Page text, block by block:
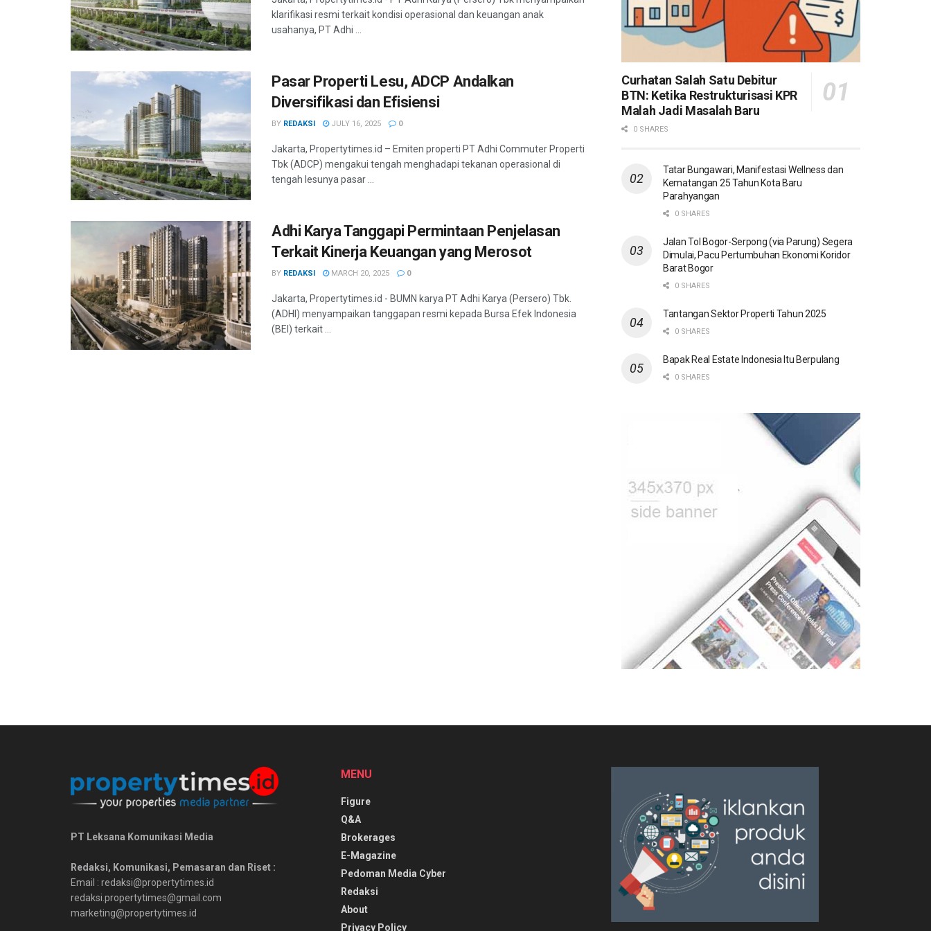
klarifikasi resmi terkait kondisi operasional dan keuangan anak
usahanya, PT Adhi ...
Pasar Properti Lesu, ADCP Andalkan
Diversifikasi dan Efisiensi
BY REDAKSI JULY 16, 2025 0
Jakarta, Propertytimes.id – Emiten properti PT Adhi Commuter Properti
Tbk (ADCP) mengakui tengah menghadapi tekanan operasional di
tengah lesunya pasar ...
Adhi Karya Tanggapi Permintaan Penjelasan
Terkait Kinerja Keuangan yang Merosot
BY REDAKSI MARCH 20, 2025 0
Jakarta, Propertytimes.id - BUMN karya PT Adhi Karya (Persero) Tbk.
(ADHI) menyampaikan tanggapan resmi kepada Bursa Efek Indonesia
(BEI) terkait ...
Curhatan Salah Satu Debitur
BTN: Ketika Restrukturisasi KPR
Malah Jadi Masalah Baru
0 SHARES
Tatar Bungawari, Manifestasi Wellness dan
Kematangan 25 Tahun Kota Baru
Parahyangan
0 SHARES
Jalan Tol Bogor-Serpong (via Parung) Segera
Dimulai, Pacu Pertumbuhan Ekonomi Koridor
Barat Bogor
0 SHARES
Tantangan Sektor Properti Tahun 2025
0 SHARES
Bapak Real Estate Indonesia Itu Berpulang
0 SHARES
PT Leksana Komunikasi Media
Redaksi, Komunikasi, Pemasaran dan Riset :
Email : redaksi@propertytimes.id
redaksi.propertytimes@gmail.com
marketing@propertytimes.id
MENU
Figure
Q&A
Brokerages
E-Magazine
Pedoman Media Cyber
Redaksi
About
Privacy Policy